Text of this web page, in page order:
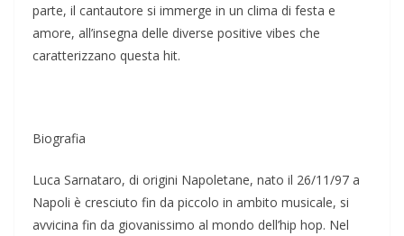
parte, il cantautore si immerge in un clima di festa e
amore, all’insegna delle diverse positive vibes che
caratterizzano questa hit.
Biografia
Luca Sarnataro, di origini Napoletane, nato il 26/11/97 a
Napoli è cresciuto fin da piccolo in ambito musicale, si
avvicina fin da giovanissimo al mondo dell’hip hop. Nel